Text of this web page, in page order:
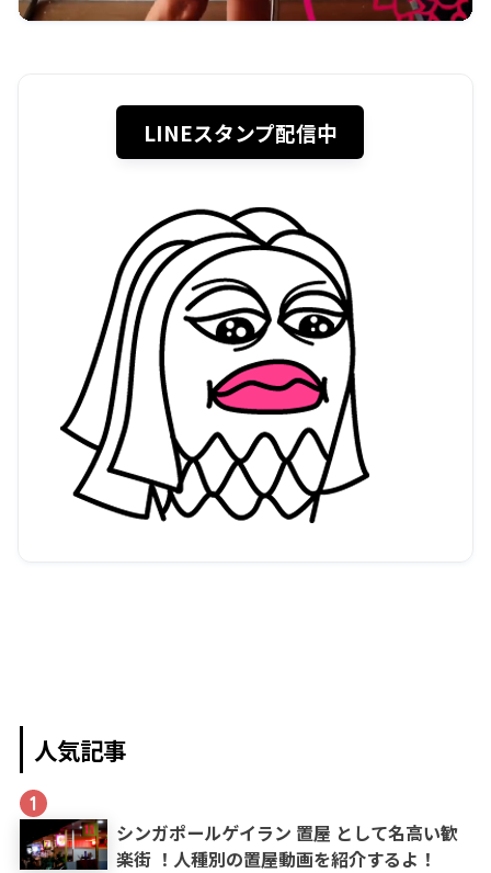
LINEスタンプ配信中
人気記事
1
シンガポールゲイラン 置屋 として名高い歓
楽街 ！人種別の置屋動画を紹介するよ！